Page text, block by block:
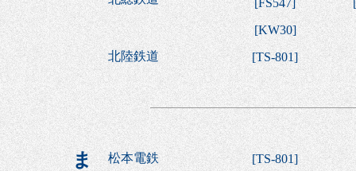
[FS547]
[
[KW30]
北陸鉄道
[TS-801]
ま 松本電鉄 [TS-801]